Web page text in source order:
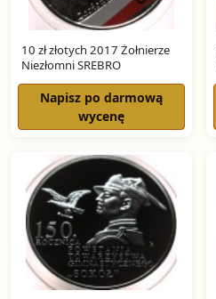
10 zł złotych 2017 Żołnierze
Niezłomni SREBRO
Napisz po darmową
wycenę